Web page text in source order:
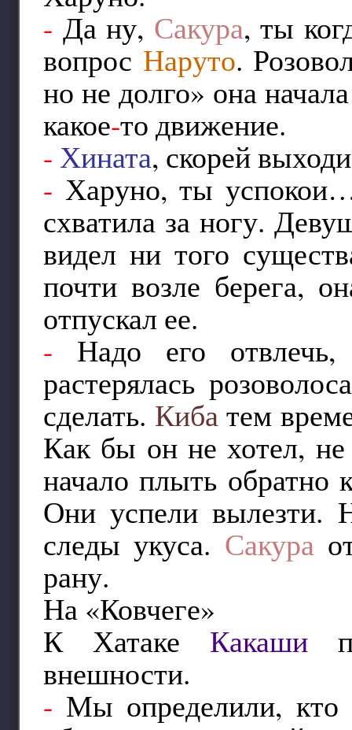
- Да ну, Сакура, ты
вопрос Наруто.
но не долго» она
какое-то движение.
-Хината, скорей
- Харуно, ты
схватила за ногу.
видел ни того
почти возле берега,
отпускал ее.
- Надо его
растерялась
сделать. Кибатем
Как бы он не хотел,
начало плыть обратно
Они успели вылезти.
следы укуса. Сакура
рану.
На «Ковчеге»
К Хатаке Какаши
внешности.
- Мы определили, кто